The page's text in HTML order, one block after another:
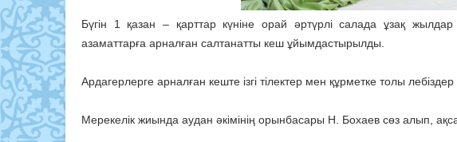
Бүгін 1 қазан – қарттар күніне орай әртүрлі салада ұзақ
азаматтарға арналған салтанатты кеш ұйымдастырылды.
Ардагерлерге арналған кеште ізгі тілектер мен құрметке толы
Мерекелік жиында аудан әкімінің орынбасары Н. Бохаев сөз алып,